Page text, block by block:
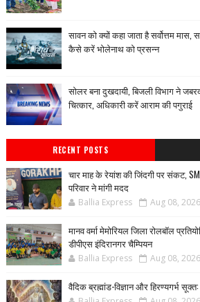
सावन को क्यों कहा जाता है सर्वोत्तम
कैसे करें भोलेनाथ को प्रसन्न
सोलर बना दुखदायी, बिजली विभाग ने
चित्कार, अधिकारी करें आराम की पगुराई
RECENT POSTS
चार माह के रेयांश की जिंदगी पर संकट,
परिवार ने मांगी मदद
Ballia Express Aug 08, 2026
मानव वर्मा मेमोरियल जिला रोलबॉल
डीपीएस इंदिरानगर चैम्पियन
Ballia Express Aug 08, 2026
वैदिक ब्रह्मांड-विज्ञान और हिरण्यगर्भ